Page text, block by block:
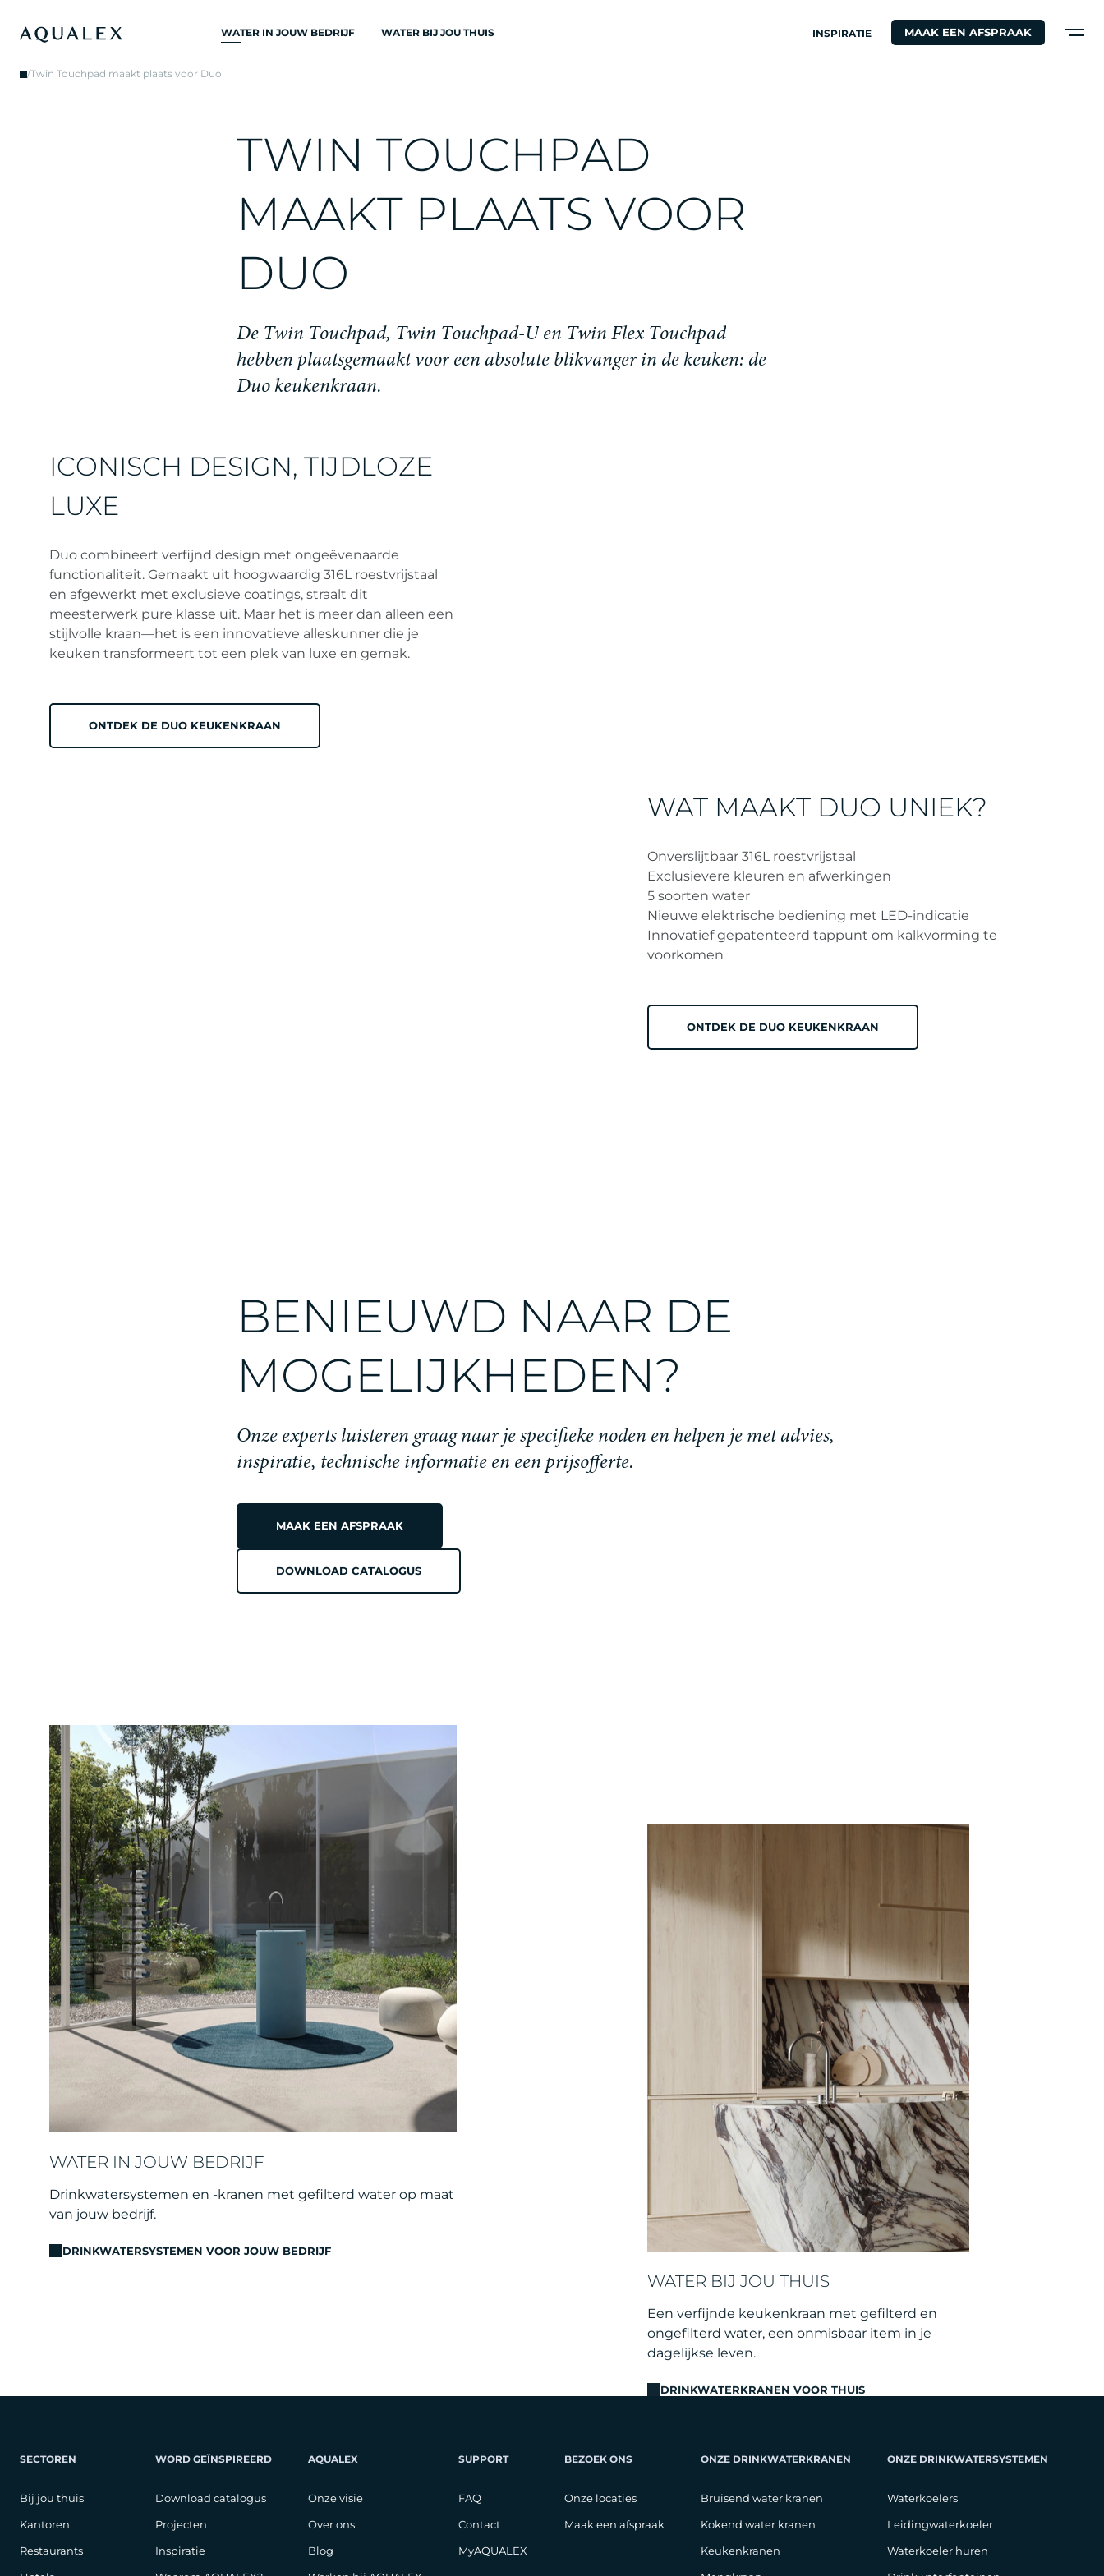
WATER IN JOUW BEDRIJF
KEUKENKRANEN
WATERDISPENSERS
WATERFILTER
WATER BIJ JOU THUIS INSPIRATIE MAAK EEN AFSPRAAK
/Twin Touchpad maakt plaats voor Duo
TWIN TOUCHPAD
MAAKT PLAATS VOOR
DUO
De Twin Touchpad, Twin Touchpad-U en Twin Flex Touchpad
hebben plaatsgemaakt voor een absolute blikvanger in de keuken: de
Duo keukenkraan.
ICONISCH DESIGN, TIJDLOZE
LUXE
Duo combineert verfijnd design met ongeëvenaarde
functionaliteit. Gemaakt uit hoogwaardig 316L roestvrijstaal
en afgewerkt met exclusieve coatings, straalt dit
meesterwerk pure klasse uit. Maar het is meer dan alleen een
stijlvolle kraan—het is een innovatieve alleskunner die je
keuken transformeert tot een plek van luxe en gemak.
ONTDEK DE DUO KEUKENKRAAN
WAT MAAKT DUO UNIEK?
Onverslijtbaar 316L roestvrijstaal
Exclusievere kleuren en afwerkingen
5 soorten water
Nieuwe elektrische bediening met LED-indicatie
Innovatief gepatenteerd tappunt om kalkvorming te
voorkomen
ONTDEK DE DUO KEUKENKRAAN
BENIEUWD NAAR DE
MOGELIJKHEDEN?
Onze experts luisteren graag naar je specifieke noden en helpen je met advies,
inspiratie, technische informatie en een prijsofferte.
MAAK EEN AFSPRAAK
DOWNLOAD CATALOGUS
WATER IN JOUW BEDRIJF
Drinkwatersystemen en -kranen met gefilterd water op maat
van jouw bedrijf.
DRINKWATERSYSTEMEN VOOR JOUW BEDRIJF
WATER BIJ JOU THUIS
Een verfijnde keukenkraan met gefilterd en
ongefilterd water, een onmisbaar item in je
dagelijkse leven.
DRINKWATERKRANEN VOOR THUIS
SECTOREN
Bij jou thuis
Kantoren
Restaurants
WORD GEÏNSPIREERD
Download catalogus
Projecten
Inspiratie
AQUALEX
Onze visie
Over ons
Blog
SUPPORT
FAQ
Contact
MyAQUALEX
BEZOEK ONS
Onze locaties
Maak een afspraak
ONZE DRINKWATERKRANEN
Bruisend water kranen
Kokend water kranen
Keukenkranen
ONZE DRINKWATERSYSTEMEN
Waterkoelers
Leidingwaterkoeler
Waterkoeler huren